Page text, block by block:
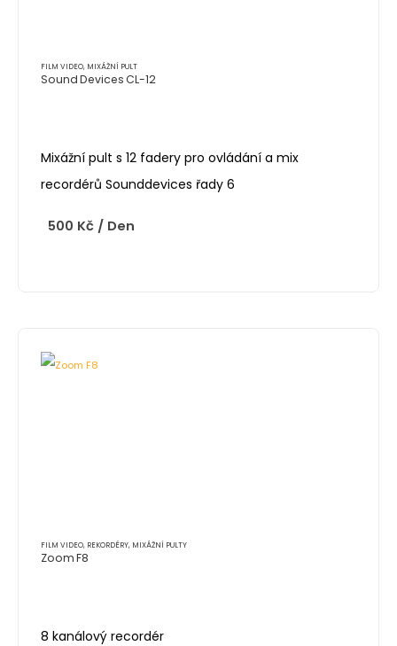
FILM VIDEO, MIXÁŽNÍ PULT
Sound Devices CL-12
Mixážní pult s 12 fadery pro ovládání a mix
recordérů Sounddevices řady 6
500 Kč / Den
FILM VIDEO, REKORDÉRY, MIXÁŽNÍ PULTY
Zoom F8
8 kanálový recordér